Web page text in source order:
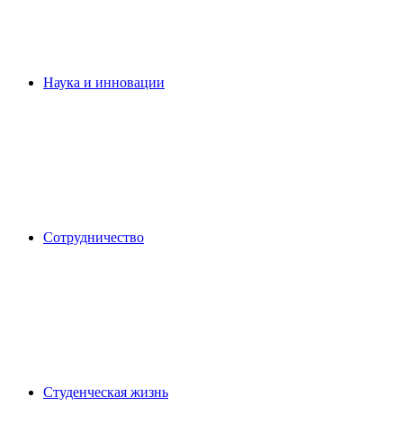
Наука и инновации
Сотрудничество
Студенческая жизнь